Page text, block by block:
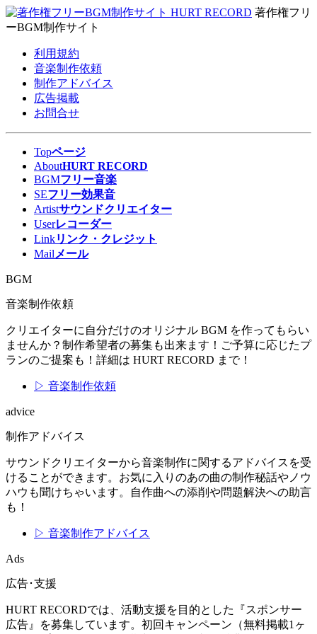
著作権フリ
ーBGM制作サイト
利用規約
音楽制作依頼
制作アドバイス
広告掲載
お問合せ
Topページ
AboutHURT RECORD
BGMフリー音楽
SEフリー効果音
Artistサウンドクリエイター
Userレコーダー
Linkリンク・クレジット
Mail メール
BGM
音楽制作依頼
クリエイターに自分だけのオリジナル BGM を作ってもらい
ませんか？制作希望者の募集も出来ます！ご予算に応じたプ
ランのご提案も！詳細は HURT RECORD まで！
▷ 音楽制作依頼
advice
制作アドバイス
サウンドクリエイターから音楽制作に関するアドバイスを受
けることができます。お気に入りのあの曲の制作秘話やノウ
ハウも聞けちゃいます。自作曲への添削や問題解決への助言
も！
▷ 音楽制作アドバイス
Ads
広告･支援
HURT RECORDでは、活動支援を目的とした『スポンサー
広告』を募集しています。初回キャンペーン（無料掲載1ヶ